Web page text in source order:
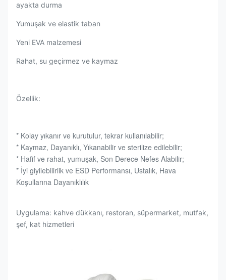
ayakta durma
Yumuşak ve elastik taban
Yeni EVA malzemesi
Rahat, su geçirmez ve kaymaz
Özellik:
* Kolay yıkanır ve kurutulur, tekrar kullanılabilir;
* Kaymaz, Dayanıklı, Yıkanabilir ve sterilize edilebilir;
* Hafif ve rahat, yumuşak, Son Derece Nefes Alabilir;
* İyi giyilebilirlik ve ESD Performansı, Ustalık, Hava
Koşullarına Dayanıklılık
Uygulama: kahve dükkanı, restoran, süpermarket, mutfak,
şef, kat hizmetleri